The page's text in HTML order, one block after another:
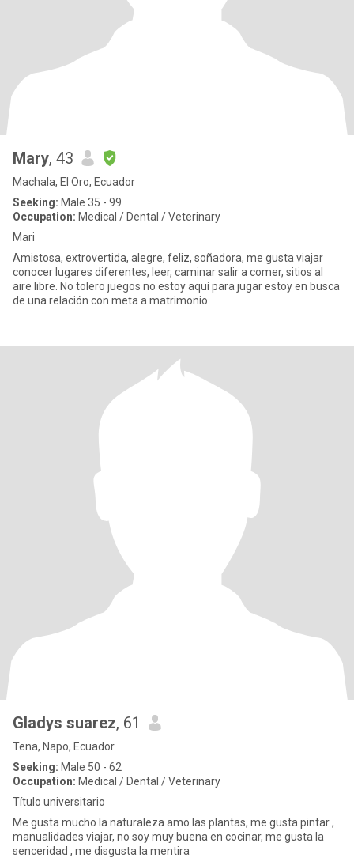
Mary, 43
Machala, El Oro, Ecuador
Seeking: Male 35 - 99
Occupation: Medical / Dental / Veterinary
Mari
Amistosa, extrovertida, alegre, feliz, soñadora, me gusta viajar
conocer lugares diferentes, leer, caminar salir a comer, sitios al
aire libre. No tolero juegos no estoy aquí para jugar estoy en busca
de una relación con meta a matrimonio.
Gladys suarez, 61
Tena, Napo, Ecuador
Seeking: Male 50 - 62
Occupation: Medical / Dental / Veterinary
Título universitario
Me gusta mucho la naturaleza amo las plantas, me gusta pintar ,
manualidades viajar, no soy muy buena en cocinar, me gusta la
senceridad , me disgusta la mentira